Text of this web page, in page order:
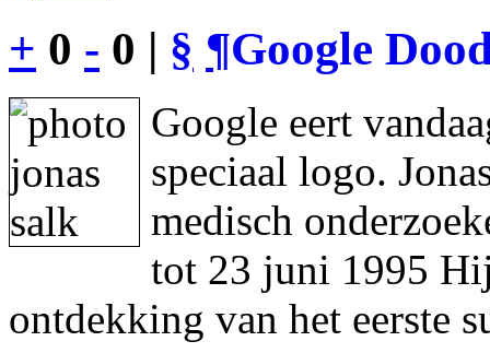
+ 0 - 0 | § ¶Google
Google eert
speciaal logo.
medisch
tot 23 juni 1995
ontdekking van het eerste